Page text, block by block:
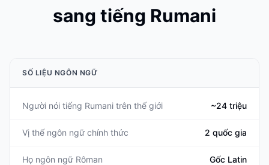
sang tiếng Rumani
SỐ LIỆU NGÔN NGỮ
Người nói tiếng Rumani trên thế giới ~24 triệu
Vị thế ngôn ngữ chính thức 2 quốc gia
Họ ngôn ngữ Rôman Gốc Latin